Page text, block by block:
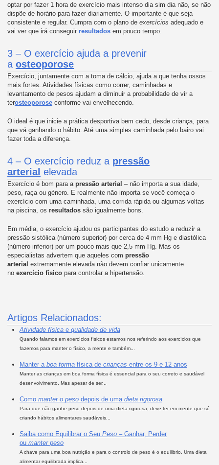
optar por fazer 1 hora de exercício mais intenso dia sim dia não, se não
dispõe de horário para fazer diariamente. O importante é que seja
consistente e regular. Cumpra com o plano de exercícios adequado e
vai ver que irá conseguir resultadosem pouco tempo.
3 – O exercício ajuda a prevenir
a osteoporose
Exercício, juntamente com a toma de cálcio, ajuda a que tenha ossos
mais fortes. Atividades físicas como correr, caminhadas e
levantamento de pesos ajudam a diminuir a probabilidade de vir a
terosteoporoseconforme vai envelhecendo.
O ideal é que inicie a prática desportiva bem cedo, desde criança, para
que vá ganhando o hábito. Até uma simples caminhada pelo bairo vai
fazer toda a diferença.
4 – O exercício reduz a pressão
arterial elevada
Exercício é bom para a pressão arterial – não importa a sua idade,
peso, raça ou género. E realmente não importa se você começa o
exercício com uma caminhada, uma corrida rápida ou algumas voltas
na piscina, os resultadossão igualmente bons.
Em média, o exercício ajudou os participantes do estudo a reduzir a
pressão sistólica (número superior) por cerca de 4 mm Hg e diastólica
(número inferior) por um pouco mais que 2,5 mm Hg. Mas os
especialistas advertem que aqueles com pressão
arterial extremamente elevada não devem confiar unicamente
no exercício físicopara controlar a hipertensão.
Artigos Relacionados:
Atividadefísicae qualidade de vida
Quando falamos em exercícios físicos estamos nos referindo aos exercícios que
fazemos para manter o físico, a mente e também...
Manter a boa formafísica de crianças entre os 9 e 12 anos
Manter as crianças em boa forma física é essencial para o seu correto e saudável
desenvolvimento. Mas apesar de ser...
Como manter o pesodepois de uma dietarigorosa
Para que não ganhe peso depois de uma dieta rigorosa, deve ter em mente que só
criando hábitos alimentares saudáveis...
Saiba como Equilibrar o Seu Peso– Ganhar, Perder
ou manter peso
A chave para uma boa nutrição e para o controlo de peso é o equilibrio. Uma dieta
alimentar equilibrada implica...